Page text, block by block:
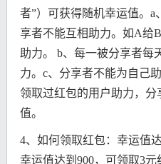
者”）可获得随机幸运值。
享者不能互相助力。如A给
助力。 b、每一被分享者每
力。c、分享者不能为自己
领取过红包的用户助力，
值。
4、如何领取红包：幸运值
幸运值达到900，可领取3